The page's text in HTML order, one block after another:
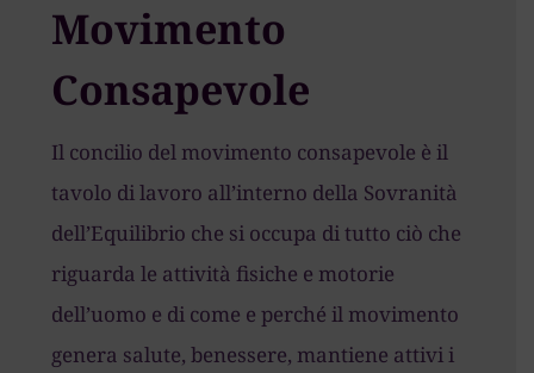
Movimento
Consapevole
Il concilio del movimento consapevole è il
tavolo di lavoro all’interno della Sovranità
dell’Equilibrio che si occupa di tutto ciò che
riguarda le attività fisiche e motorie
dell’uomo e di come e perché il movimento
genera salute, benessere, mantiene attivi i